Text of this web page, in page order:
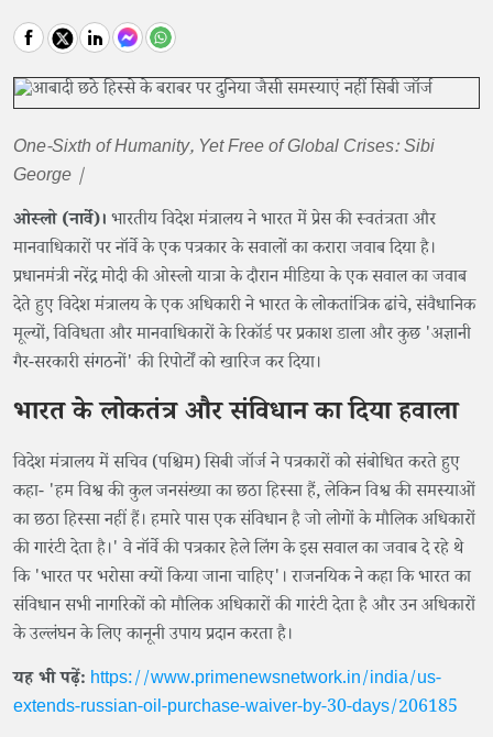
One-Sixth of Humanity, Yet Free of Global Crises: Sibi
George |
ओस्लो (नार्वे)। भारतीय विदेश मंत्रालय ने भारत में प्रेस की स्वतंत्रता और
मानवाधिकारों पर नॉर्वे के एक पत्रकार के सवालों का करारा जवाब दिया है।
प्रधानमंत्री नरेंद्र मोदी की ओस्लो यात्रा के दौरान मीडिया के एक सवाल का जवाब
देते हुए विदेश मंत्रालय के एक अधिकारी ने भारत के लोकतांत्रिक ढांचे, संवैधानिक
मूल्यों, विविधता और मानवाधिकारों के रिकॉर्ड पर प्रकाश डाला और कुछ 'अज्ञानी
गैर-सरकारी संगठनों' की रिपोर्टों को खारिज कर दिया।
भारत के लोकतंत्र और संविधान का दिया हवाला
विदेश मंत्रालय में सचिव (पश्चिम) सिबी जॉर्ज ने पत्रकारों को संबोधित करते हुए
कहा- 'हम विश्व की कुल जनसंख्या का छठा हिस्सा हैं, लेकिन विश्व की समस्याओं
का छठा हिस्सा नहीं हैं। हमारे पास एक संविधान है जो लोगों के मौलिक अधिकारों
की गारंटी देता है।' वे नॉर्वे की पत्रकार हेले लिंग के इस सवाल का जवाब दे रहे थे
कि 'भारत पर भरोसा क्यों किया जाना चाहिए'। राजनयिक ने कहा कि भारत का
संविधान सभी नागरिकों को मौलिक अधिकारों की गारंटी देता है और उन अधिकारों
के उल्लंघन के लिए कानूनी उपाय प्रदान करता है।
यह भी पढ़ें: https://www.primenewsnetwork.in/india/us-
extends-russian-oil-purchase-waiver-by-30-days/206185